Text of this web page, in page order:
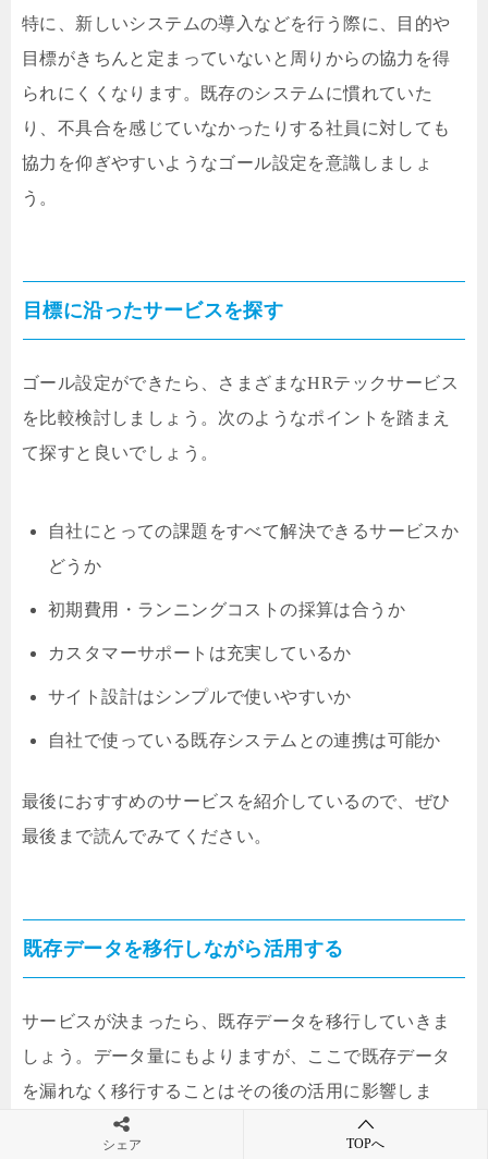
特に、新しいシステムの導入などを行う際に、目的や
目標がきちんと定まっていないと周りからの協力を得
られにくくなります。既存のシステムに慣れていた
り、不具合を感じていなかったりする社員に対しても
協力を仰ぎやすいようなゴール設定を意識しましょ
う。
目標に沿ったサービスを探す
ゴール設定ができたら、さまざまなHRテックサービス
を比較検討しましょう。次のようなポイントを踏まえ
て探すと良いでしょう。
自社にとっての課題をすべて解決できるサービスか
どうか
初期費用・ランニングコストの採算は合うか
カスタマーサポートは充実しているか
サイト設計はシンプルで使いやすいか
自社で使っている既存システムとの連携は可能か
最後におすすめのサービスを紹介しているので、ぜひ
最後まで読んでみてください。
既存データを移行しながら活用する
サービスが決まったら、既存データを移行していきま
しょう。データ量にもよりますが、ここで既存データ
を漏れなく移行することはその後の活用に影響しま
シェア TOPへ